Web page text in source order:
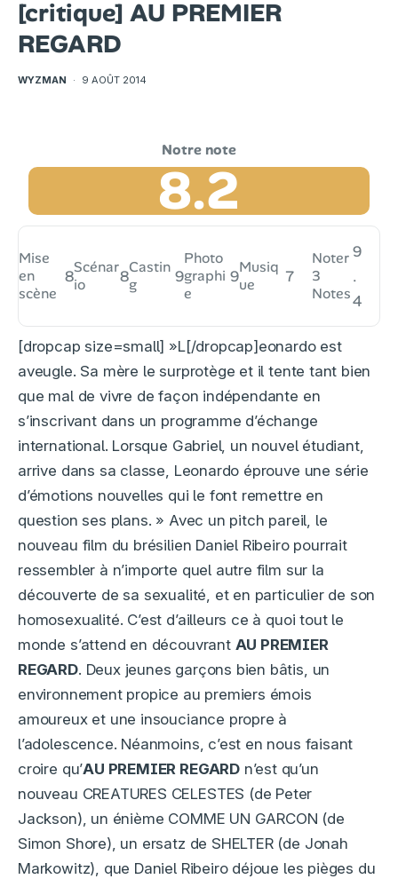
[critique] AU PREMIER
REGARD
WYZMAN · 9 AOÛT 2014
Mise
en
scène
8Scénar
io
8Castin
g
9
Photo
graphi
e
9Musiq
ue
7
Noter
3
Notes
9
.
4
8.2
[dropcap size=small] »L[/dropcap]eonardo est
aveugle. Sa mère le surprotège et il tente tant bien
que mal de vivre de façon indépendante en
s’inscrivant dans un programme d’échange
international. Lorsque Gabriel, un nouvel étudiant,
arrive dans sa classe, Leonardo éprouve une série
d’émotions nouvelles qui le font remettre en
question ses plans. » Avec un pitch pareil, le
nouveau film du brésilien Daniel Ribeiro pourrait
ressembler à n’importe quel autre film sur la
découverte de sa sexualité, et en particulier de son
homosexualité. C’est d’ailleurs ce à quoi tout le
monde s’attend en découvrant AU PREMIER
REGARD. Deux jeunes garçons bien bâtis, un
environnement propice au premiers émois
amoureux et une insouciance propre à
l’adolescence. Néanmoins, c’est en nous faisant
croire qu’AU PREMIER REGARDn’est qu’un
nouveau CREATURES CELESTES (de Peter
Jackson), un énième COMME UN GARCON (de
Simon Shore), un ersatz de SHELTER (de Jonah
Markowitz), que Daniel Ribeiro déjoue les pièges du